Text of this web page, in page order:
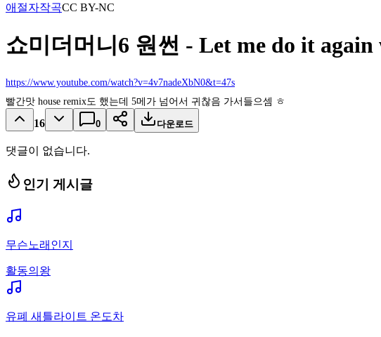
애절자작곡CC BY-NC
쇼미더머니6 원썬 - Let me do it
https://www.youtube.com/watch?v=4v7nadeXbN0&t=47s
빨간맛 house remix도 했는데 5메가 넘어서 귀찮음 가서들으셈 ㅎ
16 0 다운로드
댓글이 없습니다.
인기 게시글
무슨노래인지
활동의왕
유폐 새틀라이트 온도차